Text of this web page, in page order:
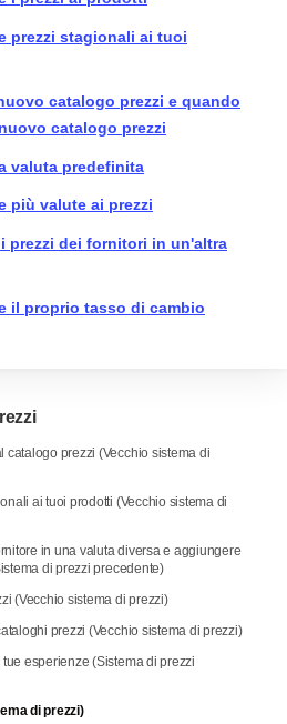
prezzi stagionali ai tuoi
catalogo prezzi e quando
catalogo prezzi
valuta predefinita
più valute ai prezzi
prezzi dei fornitori in un'altra
il proprio tasso di cambio
prezzi (Vecchio sistema di
ai tuoi prodotti (Vecchio sistema di
in una valuta diversa e aggiungere
di prezzi precedente)
(Vecchio sistema di prezzi)
prezzi (Vecchio sistema di prezzi)
esperienze (Sistema di prezzi
di prezzi)